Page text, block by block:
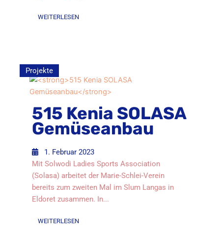
WEITERLESEN
Projekte
515 Kenia SOLASA
Gemüseanbau
1. Februar 2023
Mit Solwodi Ladies Sports Association
(Solasa) arbeitet der Marie-Schlei-Verein
bereits zum zweiten Mal im Slum Langas in
Eldoret zusammen. In...
WEITERLESEN